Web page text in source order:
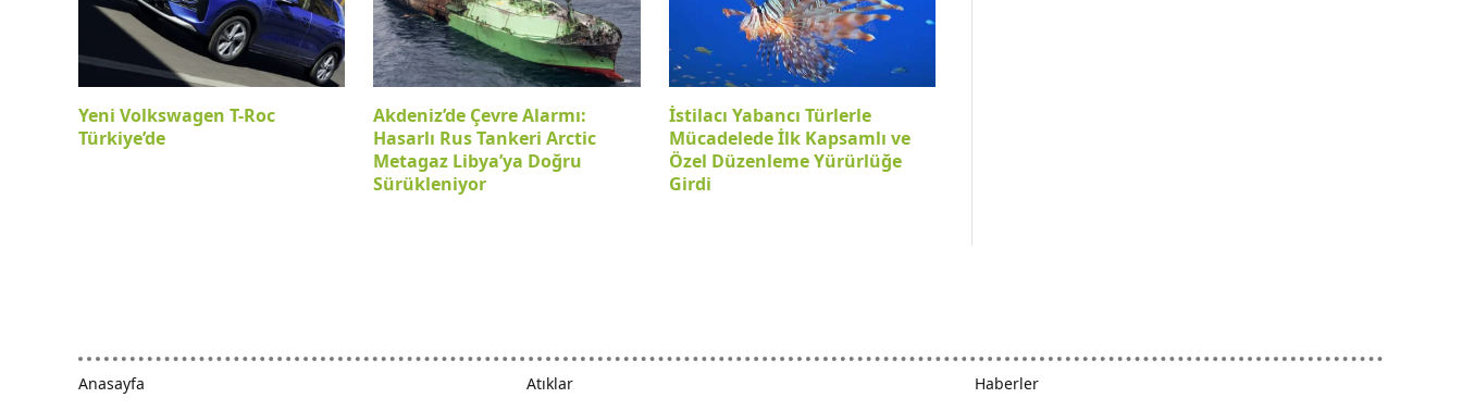
Yeni Volkswagen T-Roc
Türkiye’de
Akdeniz’de Çevre Alarmı:
Hasarlı Rus Tankeri Arctic
Metagaz Libya’ya Doğru
Sürükleniyor
İstilacı Yabancı Türlerle
Mücadelede İlk Kapsamlı ve
Özel Düzenleme Yürürlüğe
Girdi
Anasayfa
Atıklar
Haberler